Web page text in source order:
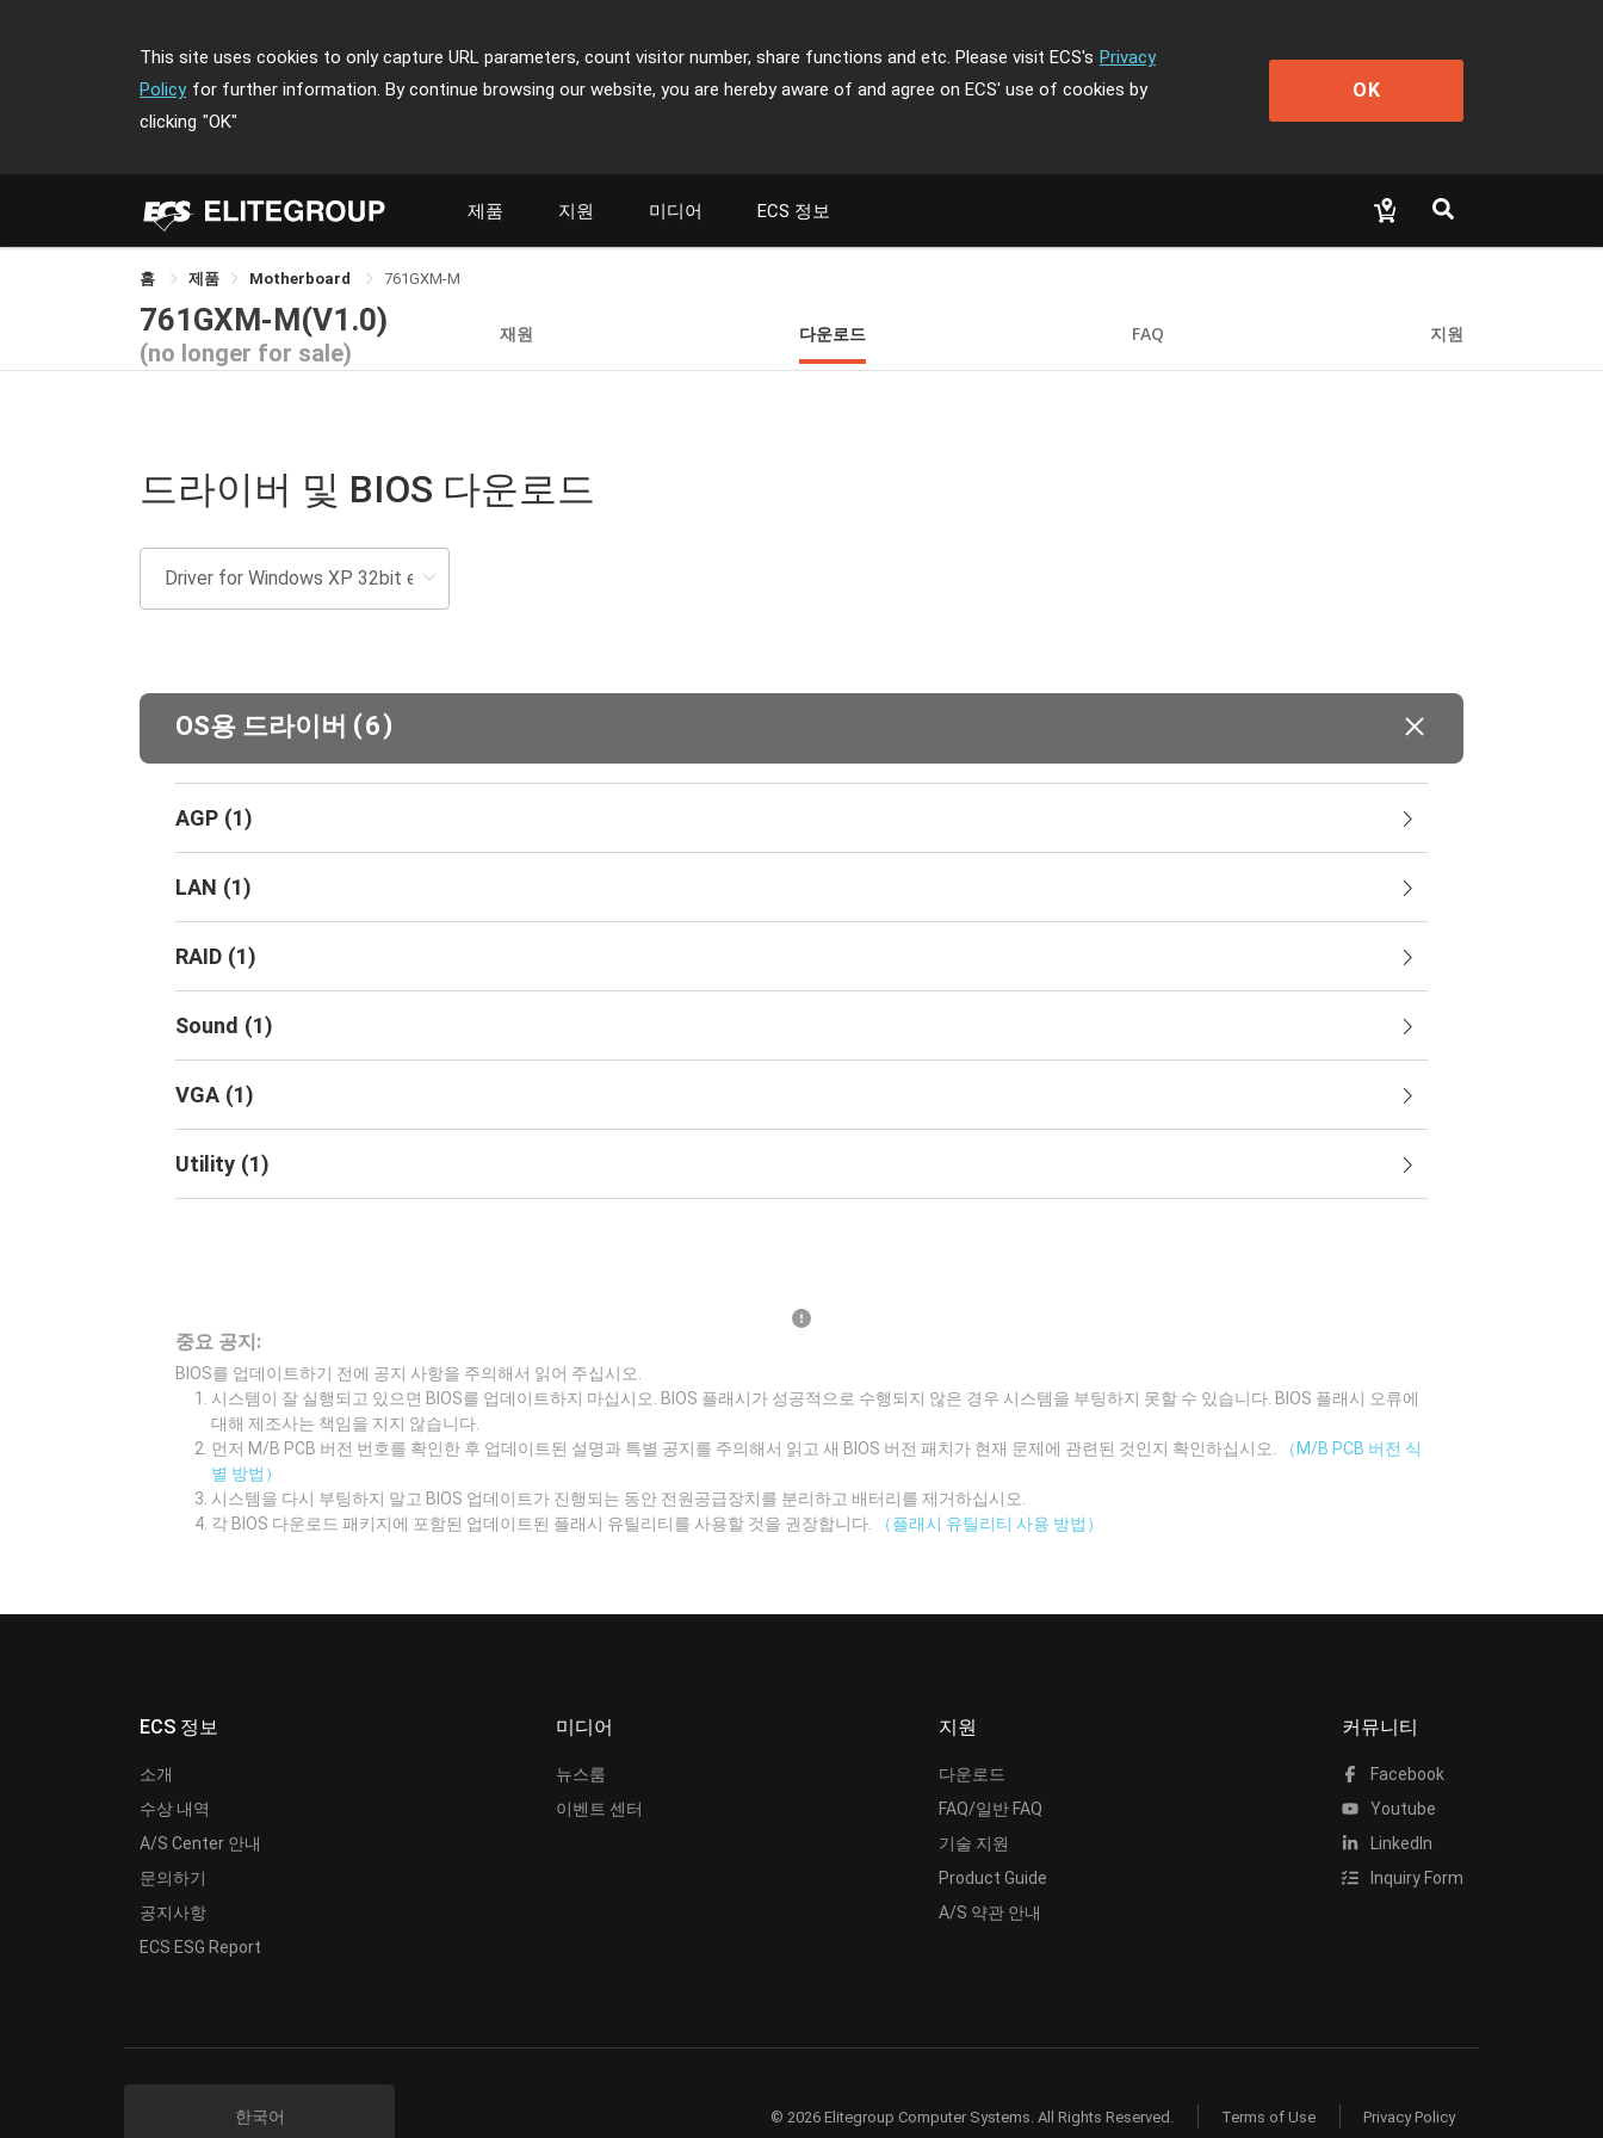
This site uses cookies to only capture URL parameters, count visitor number, share functions and etc. Please visit ECS's Privacy
Policy for further information. By continue browsing our website, you are hereby aware of and agree on ECS' use of cookies by
clicking "OK"
OK
제품 지원 미디어 ECS 정보
홈 제품 Motherboard 761GXM-M
761GXM-M(V1.0)
(no longer for sale)
재원 다운로드 FAQ 지원
드라이버 및 BIOS 다운로드
OS용 드라이버 (6)
AGP (1)
LAN (1)
RAID (1)
Sound (1)
VGA (1)
Utility (1)
중요 공지:
BIOS를 업데이트하기 전에 공지 사항을 주의해서 읽어 주십시오.
시스템이 잘 실행되고 있으면 BIOS를 업데이트하지 마십시오. BIOS 플래시가 성공적으로 수행되지 않은 경우 시스템을 부팅하지 못할 수 있습니다. BIOS 플래시 오류에
대해 제조사는 책임을 지지 않습니다.
먼저 M/B PCB 버전 번호를 확인한 후 업데이트된 설명과 특별 공지를 주의해서 읽고 새 BIOS 버전 패치가 현재 문제에 관련된 것인지 확인하십시오.
（M/B PCB 버전 식
별 방법）
시스템을 다시 부팅하지 말고 BIOS 업데이트가 진행되는 동안 전원공급장치를 분리하고 배터리를 제거하십시오.
각 BIOS 다운로드 패키지에 포함된 업데이트된 플래시 유틸리티를 사용할 것을 권장합니다.
（플래시 유틸리티 사용 방법）
ECS 정보
소개
수상 내역
A/S Center 안내
문의하기
공지사항
ECS ESG Report
미디어
뉴스룸
이벤트 센터
지원
다운로드
FAQ/일반 FAQ
기술 지원
Product Guide
A/S 약관 안내
커뮤니티
Facebook
Youtube
LinkedIn
Inquiry Form
한국어 © 2026 Elitegroup Computer Systems. All Rights Reserved. Terms of Use Privacy Policy